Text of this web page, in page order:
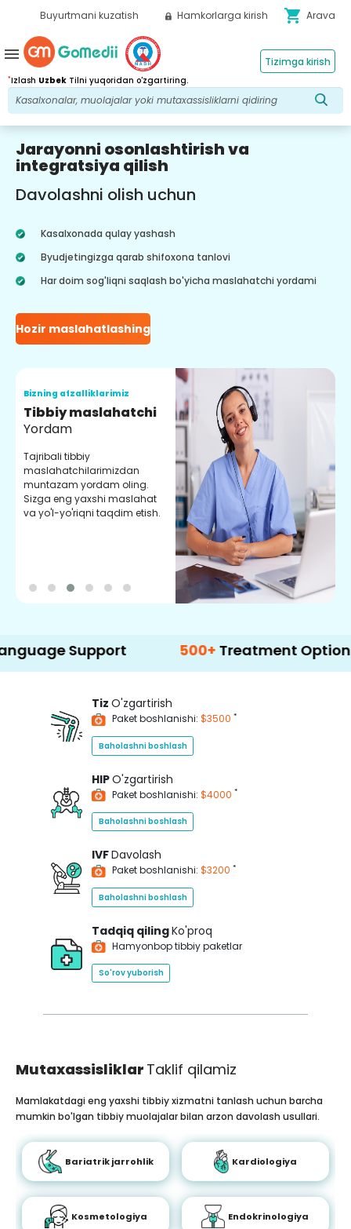
Buyurtmani kuzatish Hamkorlarga kirish shopping_cart Arava
*Izlash Uzbek Tilni yuqoridan o'zgartiring.
Tizimga kirish
menu
Jarayonni osonlashtirish va
integratsiya qilish
Davolashni olish uchun
Kasalxonada qulay yashash
Byudjetingizga qarab shifoxona tanlovi
Har doim sog'liqni saqlash bo'yicha maslahatchi yordami
Hozir maslahatlashing
Bizning afzalliklarimiz
Tibbiy maslahatchi
Yordam
Tajribali tibbiy
maslahatchilarimizdan
muntazam yordam oling.
Sizga eng yaxshi maslahat
va yo'l-yo'riqni taqdim etish.
Support 500+ Treatment Options
Tiz O'zgartirish
Paket boshlanishi: $3500 *
Baholashni boshlash
HIPO'zgartirish
Paket boshlanishi: $4000 *
Baholashni boshlash
IVFDavolash
Paket boshlanishi: $3200 *
Baholashni boshlash
Tadqiq qilingKo'proq
Hamyonbop tibbiy paketlar
So'rov yuborish
Mutaxassisliklar Taklif qilamiz
Mamlakatdagi eng yaxshi tibbiy xizmatni tanlash uchun barcha
mumkin bo'lgan tibbiy muolajalar bilan arzon davolash usullari.
Bariatrik jarrohlik Kardiologiya
Kosmetologiya Endokrinologiya